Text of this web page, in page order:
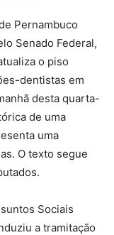
Pernambuco
Senado Federal,
o piso
dentistas em
desta quarta-
de uma
uma
O texto segue
Sociais
a tramitação